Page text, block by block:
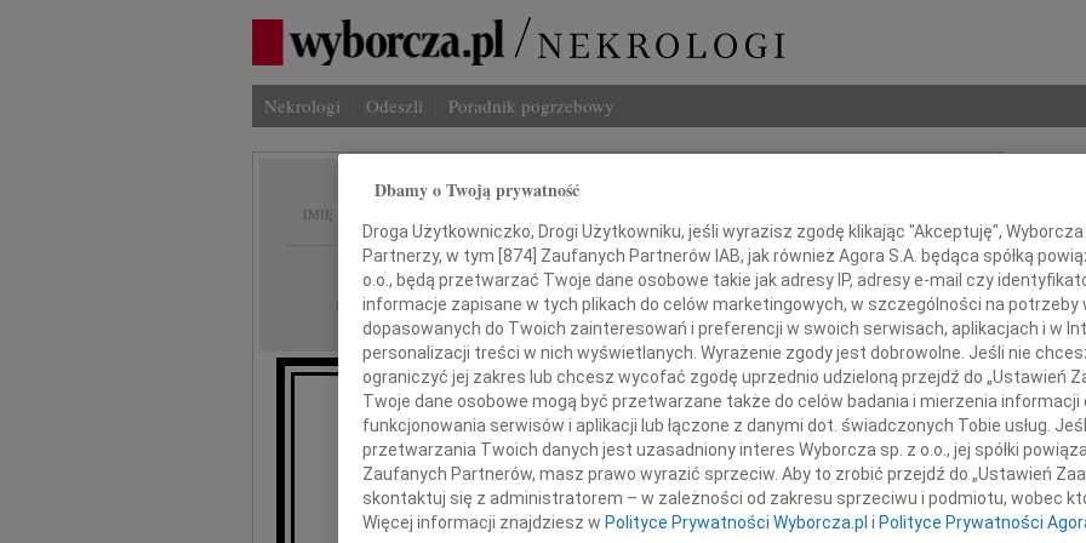
Nekrologi Odeszli Poradnik pogrzebowy
IMIĘ I NAZWISKO: Marek Stec
REGION: Kielce
DATA EMISJI: 03.12.2025
Łącząc się w żałobie po stracie Pana
INNE
Jan
Z
Z
Z
Dbamy o Twoją prywatność
Droga Użytkowniczko, Drogi Użytkowniku, jeśli wyrazisz zgodę klikając "Akceptuję",
Partnerzy, w tym [874] Zaufanych Partnerów IAB, jak również Agora S.A. będąca spółką
o.o., będą przetwarzać Twoje dane osobowe takie jak adresy IP, adresy e-mail czy
informacje zapisane w tych plikach do celów marketingowych, w szczególności na potrzeby
dopasowanych do Twoich zainteresowań i preferencji w swoich serwisach, aplikacjach i w
personalizacji treści w nich wyświetlanych. Wyrażenie zgody jest dobrowolne. Jeśli nie
ograniczyć jej zakres lub chcesz wycofać zgodę uprzednio udzieloną przejdź do „Ustawień
Twoje dane osobowe mogą być przetwarzane także do celów badania i mierzenia
funkcjonowania serwisów i aplikacji lub łączone z danymi dot. świadczonych Tobie usług.
przetwarzania Twoich danych jest uzasadniony interes Wyborcza sp. z o.o., jej spółki
Zaufanych Partnerów, masz prawo wyrazić sprzeciw. Aby to zrobić przejdź do „Ustawień
skontaktuj się z administratorem – w zależności od zakresu sprzeciwu i podmiotu, wobec
Więcej informacji znajdziesz w Polityce Prywatności Wyborcza.pl i Polityce Prywatności